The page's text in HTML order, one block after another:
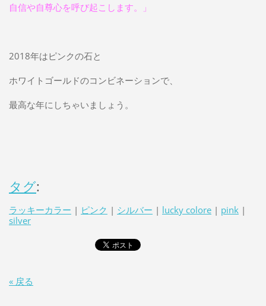
自信や自尊心を呼び起こします。」
2018年はピンクの石と
ホワイトゴールドのコンビネーションで、
最高な年にしちゃいましょう。
タグ:
ラッキーカラー | ピンク | シルバー | lucky colore | pink |
silver
« 戻る